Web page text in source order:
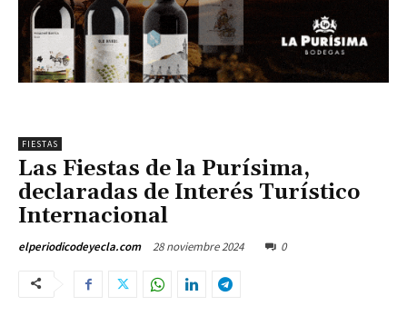
FIESTAS
Las Fiestas de la Purísima,
declaradas de Interés Turístico
Internacional
elperiodicodeyecla.com 28 noviembre 2024 0